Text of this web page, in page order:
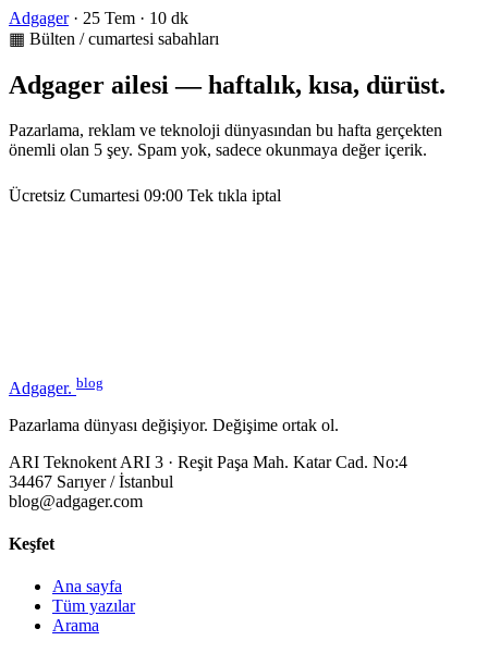
Adgager · 25 Tem · 10 dk
▦ Bülten / cumartesi sabahları
Adgager ailesi — haftalık, kısa, dürüst.
Pazarlama, reklam ve teknoloji dünyasından bu hafta gerçekten
önemli olan 5 şey. Spam yok, sadece okunmaya değer içerik.
Ücretsiz Cumartesi 09:00 Tek tıkla iptal
Adgager. blog
Pazarlama dünyası değişiyor. Değişime ortak ol.
ARI Teknokent ARI 3 · Reşit Paşa Mah. Katar Cad. No:4
34467 Sarıyer / İstanbul
blog@adgager.com
Keşfet
Ana sayfa
Tüm yazılar
Arama